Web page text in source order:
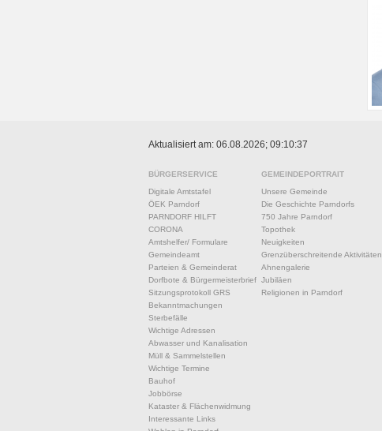
Aktualisiert am: 06.08.2026; 09:10:37
BÜRGERSERVICE
Digitale Amtstafel
ÖEK Parndorf
PARNDORF HILFT
CORONA
Amtshelfer/ Formulare
Gemeindeamt
Parteien & Gemeinderat
Dorfbote & Bürgermeisterbrief
Sitzungsprotokoll GRS
Bekanntmachungen
Sterbefälle
Wichtige Adressen
Abwasser und Kanalisation
Müll & Sammelstellen
Wichtige Termine
Bauhof
Jobbörse
Kataster & Flächenwidmung
Interessante Links
GEMEINDEPORTRAIT
Unsere Gemeinde
Die Geschichte Parndorfs
750 Jahre Parndorf
Topothek
Neuigkeiten
Grenzüberschreitende Aktivitäten
Ahnengalerie
Jubiläen
Religionen in Parndorf